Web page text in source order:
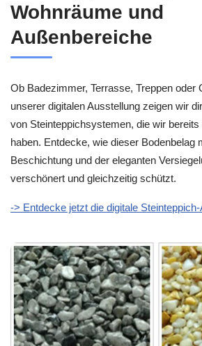
Wohnräume und
Außenbereiche
Ob Badezimmer, Terrasse, Treppen oder
unserer digitalen Ausstellung zeigen wir
von Steinteppichsystemen, die wir
haben. Entdecke, wie dieser Bodenbelag
Beschichtung und der eleganten
verschönert und gleichzeitig schützt.
-> Entdecke jetzt die digitale